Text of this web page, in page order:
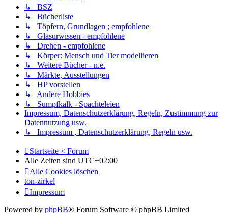
↳ BSZ
↳ Bücherliste
↳ Töpfern, Grundlagen ; empfohlene
↳ Glasurwissen - empfohlene
↳ Drehen - empfohlene
↳ Körper: Mensch und Tier modellieren
↳ Weitere Bücher - n.e.
↳ Märkte, Ausstellungen
↳ HP vorstellen
↳ Andere Hobbies
↳ Sumpfkalk - Spachteleien
Impressum, Datenschutzerklärung, Regeln, Zustimmung zur
Datennutzung usw.
↳ Impressum , Datenschutzerklärung, Regeln usw.
Startseite < Forum
Alle Zeiten sind UTC+02:00
Alle Cookies löschen
ton-zirkel
Impressum
Powered by phpBB® Forum Software © phpBB Limited